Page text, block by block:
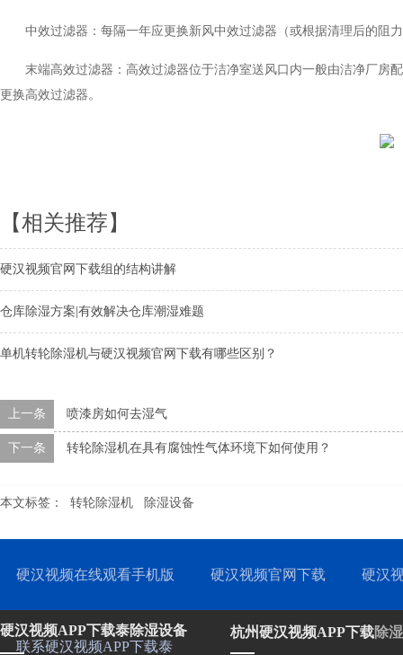
中效过滤器：每隔一年应更换新风中效过滤器（或根据清理后的阻
末端高效过滤器：高效过滤器位于洁净室送风口内一般由洁净厂房
更换高效过滤器。
【相关推荐】
硬汉视频官网下载组的结构讲解
仓库除湿方案|有效解决仓库潮湿难题
单机转轮除湿机与硬汉视频官网下载有哪些区别？
上一条 喷漆房如何去湿气
下一条 转轮除湿机在具有腐蚀性气体环境下如何使用？
本文标签： 转轮除湿机 除湿设备
硬汉视频在线观看手机版 硬汉视频官网下载 硬汉
联系硬汉视频APP下载泰
硬汉视频APP下载泰除湿设备 杭州硬汉视频APP下载除